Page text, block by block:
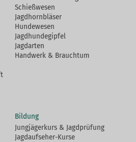
Schießwesen
Jagdhornbläser
Hundewesen
Jagdhundegipfel
Jagdarten
Handwerk & Brauchtum
Bildung
Jungjägerkurs & Jagdprüfung
Jagdaufseher-Kurse